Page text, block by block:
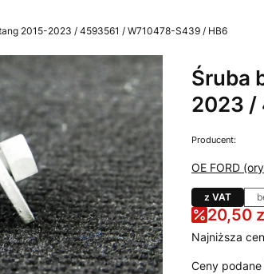
2015-2023 / 4593561 / W710478-S439 / HB6
Śruba
2023 /
Producent:
OE FORD
z VAT
20,50
Najniższa
Ceny